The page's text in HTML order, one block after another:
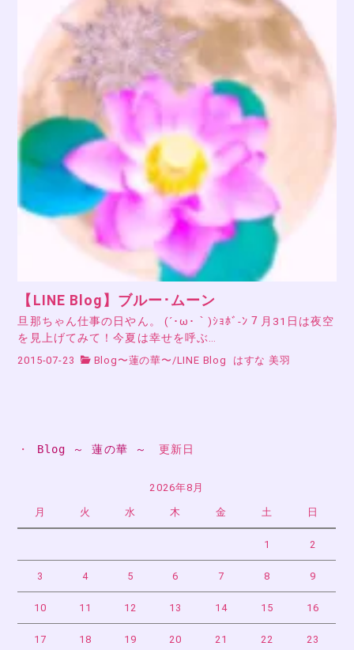
【LINE Blog】ブルー･ムーン
旦那ちゃん仕事の日やん。 (´･ω･｀)ｼｮﾎﾞ-ﾝ７月31日は夜空
を見上げてみて！今夏は幸せを呼ぶ…
2015-07-23 Blog〜蓮の華〜 /LINE Blog はすな 美羽
・ Blog ～ 蓮の華 ～ 更新日
2026年8月
月 火 水 木 金 土 日
1 2
3 4 5 6 7 8 9
10 11 12 13 14 15 16
17 18 19 20 21 22 23